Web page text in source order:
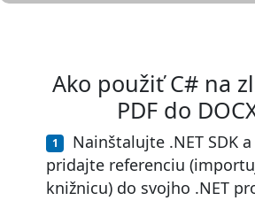
Ako použiť C# na
PDF do
Nainštalujte .NET SDK a
pridajte referenciu
knižnicu) do svojho .NET